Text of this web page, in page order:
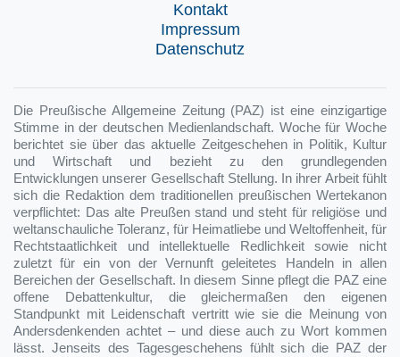
Kontakt
Impressum
Datenschutz
Die Preußische Allgemeine Zeitung (PAZ) ist eine einzigartige
Stimme in der deutschen Medienlandschaft. Woche für Woche
berichtet sie über das aktuelle Zeitgeschehen in Politik, Kultur
und Wirtschaft und bezieht zu den grundlegenden
Entwicklungen unserer Gesellschaft Stellung. In ihrer Arbeit fühlt
sich die Redaktion dem traditionellen preußischen Wertekanon
verpflichtet: Das alte Preußen stand und steht für religiöse und
weltanschauliche Toleranz, für Heimatliebe und Weltoffenheit, für
Rechtstaatlichkeit und intellektuelle Redlichkeit sowie nicht
zuletzt für ein von der Vernunft geleitetes Handeln in allen
Bereichen der Gesellschaft. In diesem Sinne pflegt die PAZ eine
offene Debattenkultur, die gleichermaßen den eigenen
Standpunkt mit Leidenschaft vertritt wie sie die Meinung von
Andersdenkenden achtet – und diese auch zu Wort kommen
lässt. Jenseits des Tagesgeschehens fühlt sich die PAZ der